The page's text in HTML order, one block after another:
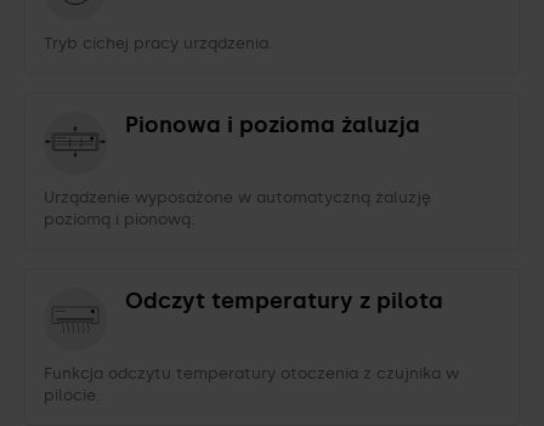
Tryb cichej pracy urządzenia.
Pionowa i pozioma żaluzja
Urządzenie wyposażone w automatyczną żaluzję
poziomą i pionową.
Odczyt temperatury z pilota
Funkcja odczytu temperatury otoczenia z czujnika w
pilocie.